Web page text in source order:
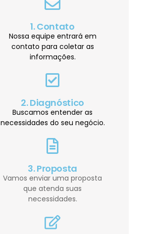
1. Contato
Nossa equipe entrará em
contato para coletar as
informações.
2. Diagnóstico
Buscamos entender as
necessidades do seu negócio.
3. Proposta
Vamos enviar uma proposta
que atenda suas
necessidades.